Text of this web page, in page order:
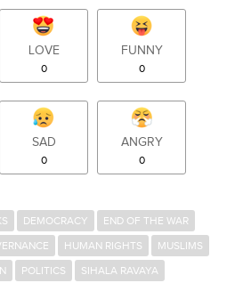
LOVE
0
FUNNY
0
SAD
0
ANGRY
0
DEMOCRACY
END OF THE WAR
HUMAN RIGHTS
MUSLIMS
POLITICS
SIHALA RAVAYA